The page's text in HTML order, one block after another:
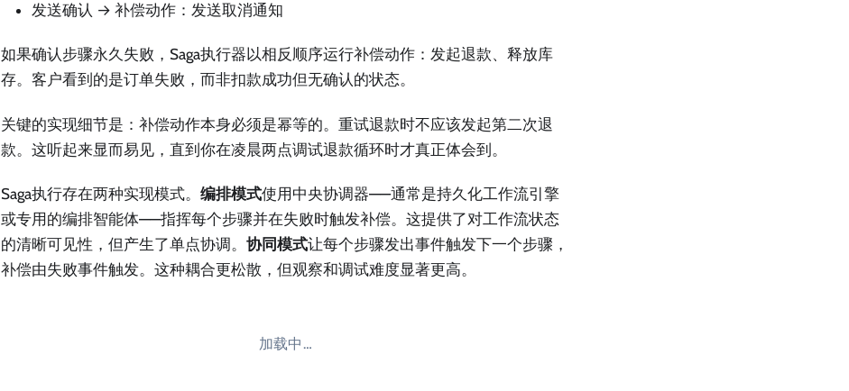
发送确认 → 补偿动作：发送取消通知
如果确认步骤永久失败，Saga执行器以相反顺序运行补偿动作：发起退款、释放库
存。客户看到的是订单失败，而非扣款成功但无确认的状态。
关键的实现细节是：补偿动作本身必须是幂等的。重试退款时不应该发起第二次退
款。这听起来显而易见，直到你在凌晨两点调试退款循环时才真正体会到。
Saga执行存在两种实现模式。 编排模式使用中央协调器——通常是持久化工作流引擎
或专用的编排智能体——指挥每个步骤并在失败时触发补偿。这提供了对工作流状态
的清晰可见性，但产生了单点协调。 协同模式让每个步骤发出事件触发下一个步骤，
补偿由失败事件触发。这种耦合更松散，但观察和调试难度显著更高。
加载中…